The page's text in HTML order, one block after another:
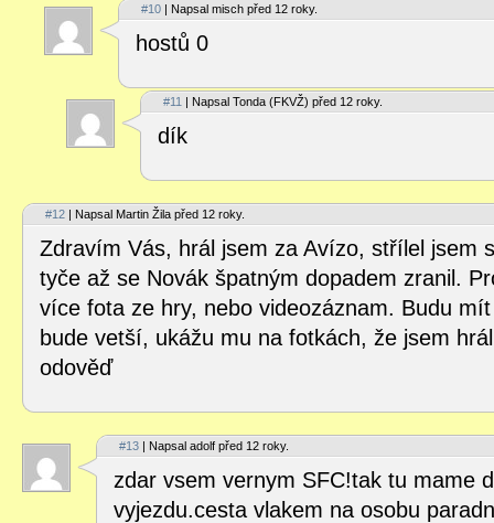
#10 | Napsal misch před 12 roky.
hostů 0
#11 | Napsal Tonda (FKVŽ) před 12 roky.
dík
#12 | Napsal Martin Žila před 12 roky.
Zdravím Vás, hrál jsem za Avízo, střílel jsem
tyče až se Novák špatným dopadem zranil.
více fota ze hry, nebo videozáznam. Budu
bude vetší, ukážu mu na fotkách, že jsem
odověď
#13 | Napsal adolf před 12 roky.
zdar vsem vernym SFC!tak tu mame
vyjezdu.cesta vlakem na osobu